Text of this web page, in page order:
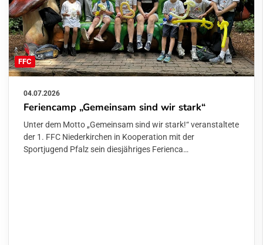
FFC
04.07.2026
Feriencamp „Gemeinsam sind wir stark“
Unter dem Motto „Gemeinsam sind wir stark!“ veranstaltete
der 1. FFC Niederkirchen in Kooperation mit der
Sportjugend Pfalz sein diesjähriges Ferienca…